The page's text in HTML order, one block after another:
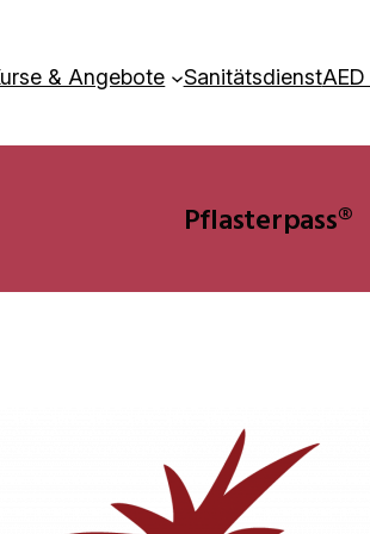
& Angebote Sanitätsdienst
Pflasterpass®